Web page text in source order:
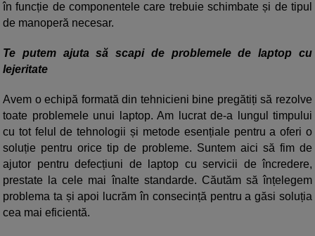
în funcție de componentele care trebuie schimbate și de tipul
de manoperă necesar.
Te putem ajuta să scapi de problemele de laptop cu
lejeritate
Avem o echipă formată din tehnicieni bine pregătiți să rezolve
toate problemele unui laptop. Am lucrat de-a lungul timpului
cu tot felul de tehnologii și metode esențiale pentru a oferi o
soluție pentru orice tip de probleme. Suntem aici să fim de
ajutor pentru defecțiuni de laptop cu servicii de încredere,
prestate la cele mai înalte standarde. Căutăm să înțelegem
problema ta și apoi lucrăm în consecință pentru a găsi soluția
cea mai eficientă.